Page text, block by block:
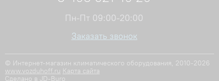
Пн-Пт 09:00-20:00
Заказать звонок
© Интернет-магазин климатического оборудования, 2010-2026
www.vozduhoff.ru Карта сайта
Сделано в JD-Buro